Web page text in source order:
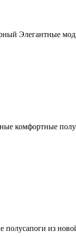
Элегантные
комфортные
полусапоги из